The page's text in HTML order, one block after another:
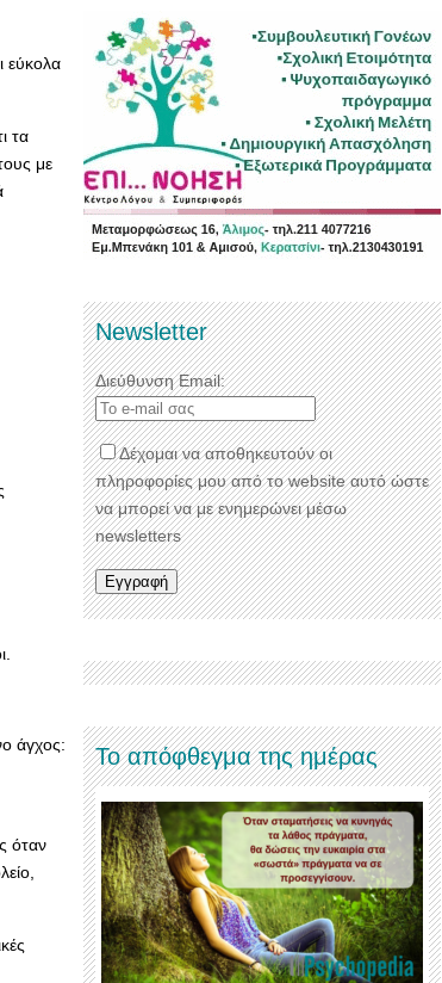
εύκολα
τα
με
άγχος:
όταν
Newsletter
Διεύθυνση Email:
Δέχομαι να αποθηκευτούν οι
πληροφορίες μου από το website αυτό ώστε
να μπορεί να με ενημερώνει μέσω
newsletters
Το απόφθεγμα της ημέρας